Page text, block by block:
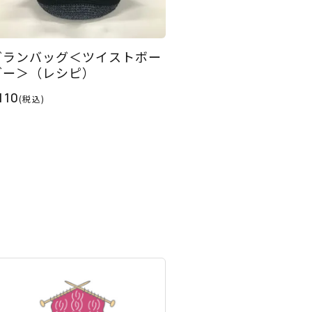
ンバッグ＜ツイストボー
＞（レシピ）
(税込)